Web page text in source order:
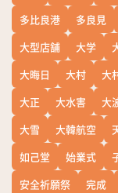
多比良港
多良見
大型店舗
大学
大晦日
大村 大
大正
大水害 大
大雪
大韓航空
如己堂
始業式
安全祈願祭
完成